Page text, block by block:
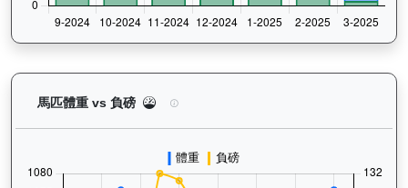
馬匹體重 vs 負磅 快樂奇兵（H297）— 馬匹體重與負磅